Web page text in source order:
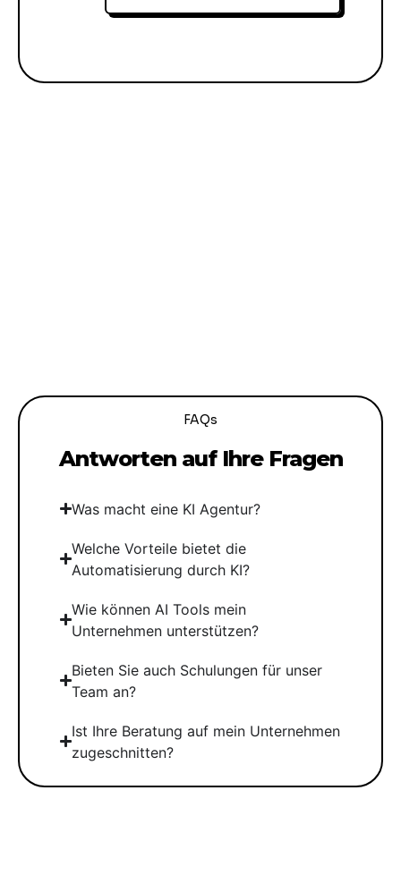
FAQs
Antworten auf Ihre Fragen
Was macht eine KI Agentur?
Welche Vorteile bietet die
Automatisierung durch KI?
Wie können AI Tools mein
Unternehmen unterstützen?
Bieten Sie auch Schulungen für unser
Team an?
Ist Ihre Beratung auf mein Unternehmen
zugeschnitten?